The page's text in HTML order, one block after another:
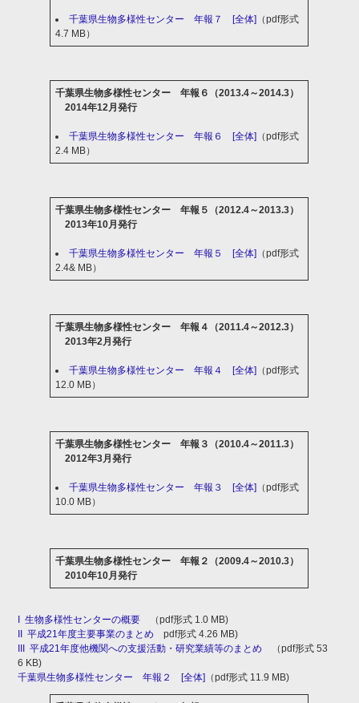
千葉県生物多様性センター 年報７ [全体] （pdf形式
4.7 MB）
千葉県生物多様性センター 年報６（2013.4～2014.3）
2014年12月発行
千葉県生物多様性センター 年報６ [全体] （pdf形式
2.4 MB）
千葉県生物多様性センター 年報５（2012.4～2013.3）
2013年10月発行
千葉県生物多様性センター 年報５ [全体] （pdf形式
2.4& MB）
千葉県生物多様性センター 年報４（2011.4～2012.3）
2013年2月発行
千葉県生物多様性センター 年報４ [全体] （pdf形式
12.0 MB）
千葉県生物多様性センター 年報３（2010.4～2011.3）
2012年3月発行
千葉県生物多様性センター 年報３ [全体] （pdf形式
10.0 MB）
千葉県生物多様性センター 年報２（2009.4～2010.3）
2010年10月発行
I 生物多様性センターの概要 （pdf形式 1.0 MB)
II 平成21年度主要事業のまとめ
pdf形式 4.26 MB)
III 平成21年度他機関への支援活動・研究業績等のまとめ
（pdf形式 53
6 KB)
千葉県生物多様性センター 年報２ [全体] （pdf形式 11.9 MB)